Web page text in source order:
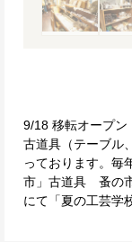
9/18 移転オープン
古道具（テーブル
っております。
市」古道具 蚤の
にて「夏の工芸学